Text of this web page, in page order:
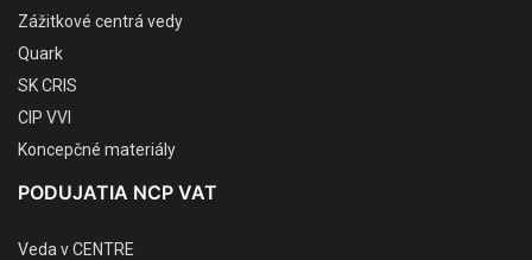
Zážitkové centrá vedy
Quark
SK CRIS
CIP VVI
Koncepčné materiály
PODUJATIA NCP VAT
Veda v CENTRE